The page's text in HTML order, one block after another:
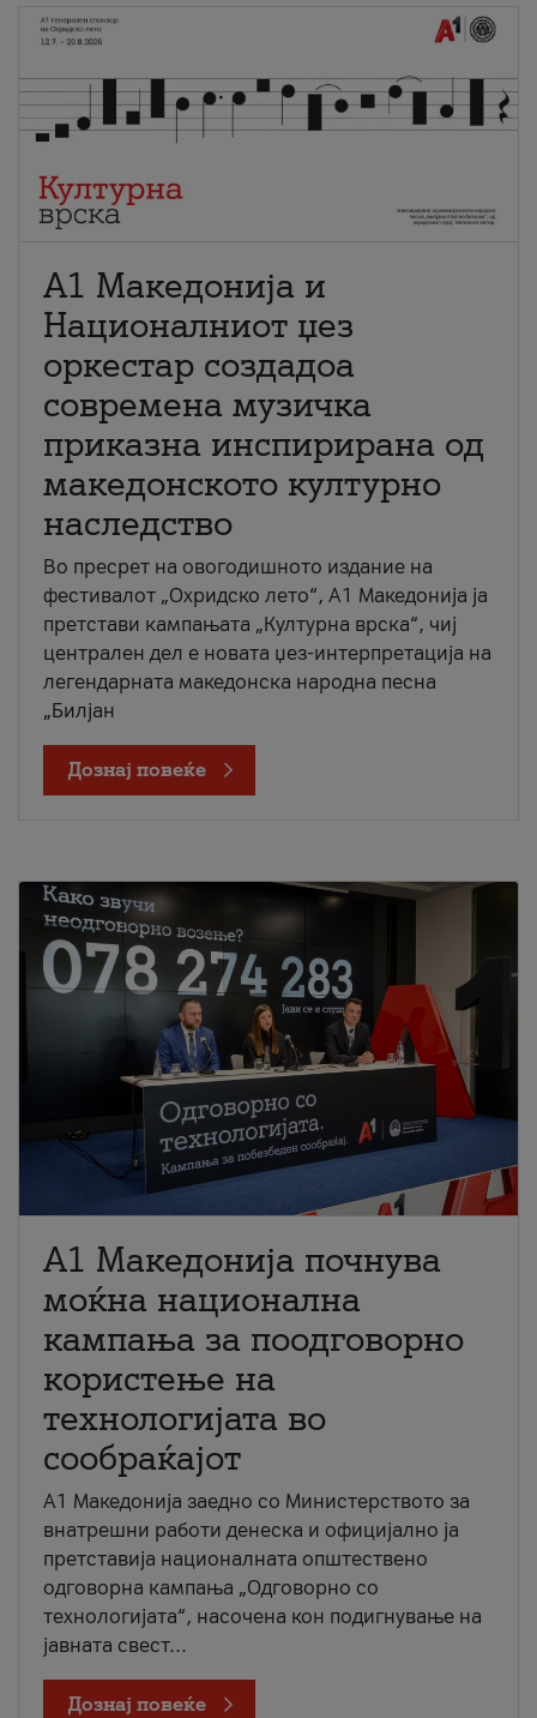
А1 Македонија и
Националниот џез
оркестар создадоа
современа музичка
приказна инспирирана од
македонското културно
наследство
Во пресрет на овогодишното издание на
фестивалот „Охридско лето“, А1 Македонија ја
претстави кампањата „Културна врска“, чиј
централен дел е новата џез-интерпретација на
легендарната македонска народна песна
„Билјан
Дознај повеќе
A1 Македонија почнува
моќна национална
кампања за поодговорно
користење на
технологијата во
сообраќајот
A1 Македонија заедно со Министерството за
внатрешни работи денеска и официјално ја
претставија националната општествено
одговорна кампања „Одговорно со
технологијата“, насочена кон подигнување на
јавната свест...
Дознај повеќе